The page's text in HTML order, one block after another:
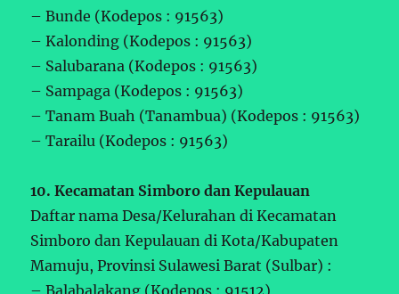
– Bunde (Kodepos : 91563)
– Kalonding (Kodepos : 91563)
– Salubarana (Kodepos : 91563)
– Sampaga (Kodepos : 91563)
– Tanam Buah (Tanambua) (Kodepos : 91563)
– Tarailu (Kodepos : 91563)
10. Kecamatan Simboro dan Kepulauan
Daftar nama Desa/Kelurahan di Kecamatan
Simboro dan Kepulauan di Kota/Kabupaten
Mamuju, Provinsi Sulawesi Barat (Sulbar) :
– Balabalakang (Kodepos : 91512)